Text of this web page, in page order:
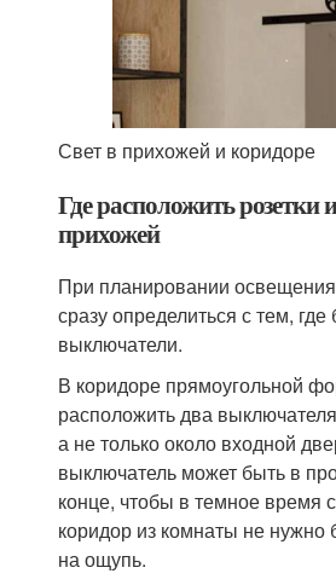
Свет в прихожей и коридоре
Где расположить
прихожей
При планировании
сразу определиться с тем, где
выключатели.
В коридоре прямоугольной
расположить два
а не только около входной
выключатель может быть в
конце, чтобы в темное время
коридор из комнаты не
на ощупь.